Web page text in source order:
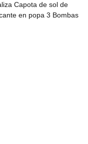
Capota de sol de
en popa 3 Bombas